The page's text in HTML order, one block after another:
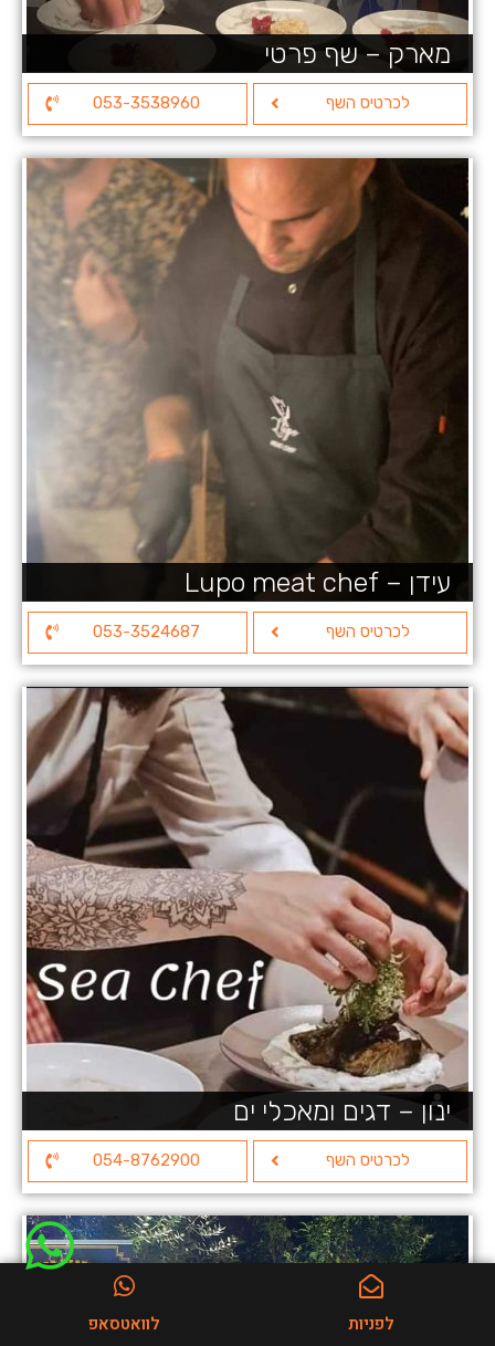
מארק – שף פרטי
לכרטיס השף 053-3538960
עידן – Lupo meat chef
לכרטיס השף 053-3524687
ינון – דגים ומאכלי ים
לכרטיס השף 054-8762900
לפניות לוואטסאפ